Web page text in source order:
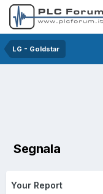
LG - Goldstar
Segnala
Your Report